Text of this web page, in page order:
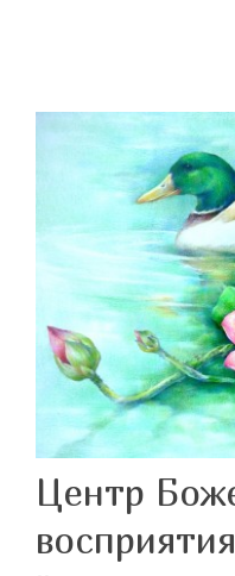
Центр
восприятия